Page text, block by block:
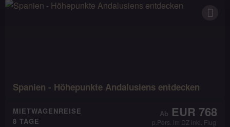
Spanien - Höhepunkte Andalusiens entdecken
MIETWAGENREISE
8 TAGE
EUR 768
p.Pers. im DZ inkl. Flug